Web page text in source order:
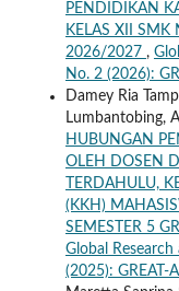
PENDIDIKAN
KELAS XII SMK
2026/2027 ,
No. 2 (2026):
Damey Ria
Lumbantobing,
HUBUNGAN
OLEH DOSEN
TERDAHULU,
(KKH)
SEMESTER 5
Global
(2025): GREAT-